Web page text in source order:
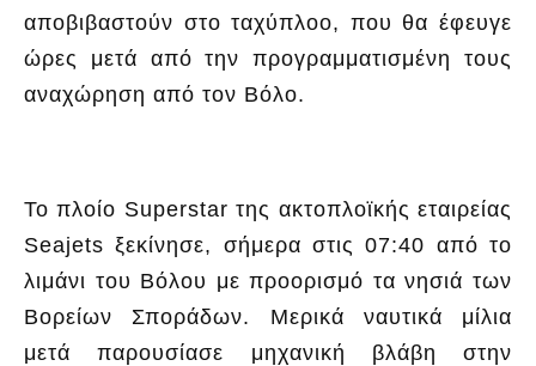
αποβιβαστούν στο ταχύπλοο, που θα έφευγε
ώρες μετά από την προγραμματισμένη τους
αναχώρηση από τον Βόλο.
Το πλοίο Superstar της ακτοπλοϊκής εταιρείας
Seajets ξεκίνησε, σήμερα στις 07:40 από το
λιμάνι του Βόλου με προορισμό τα νησιά των
Βορείων Σποράδων. Μερικά ναυτικά μίλια
μετά παρουσίασε μηχανική βλάβη στην